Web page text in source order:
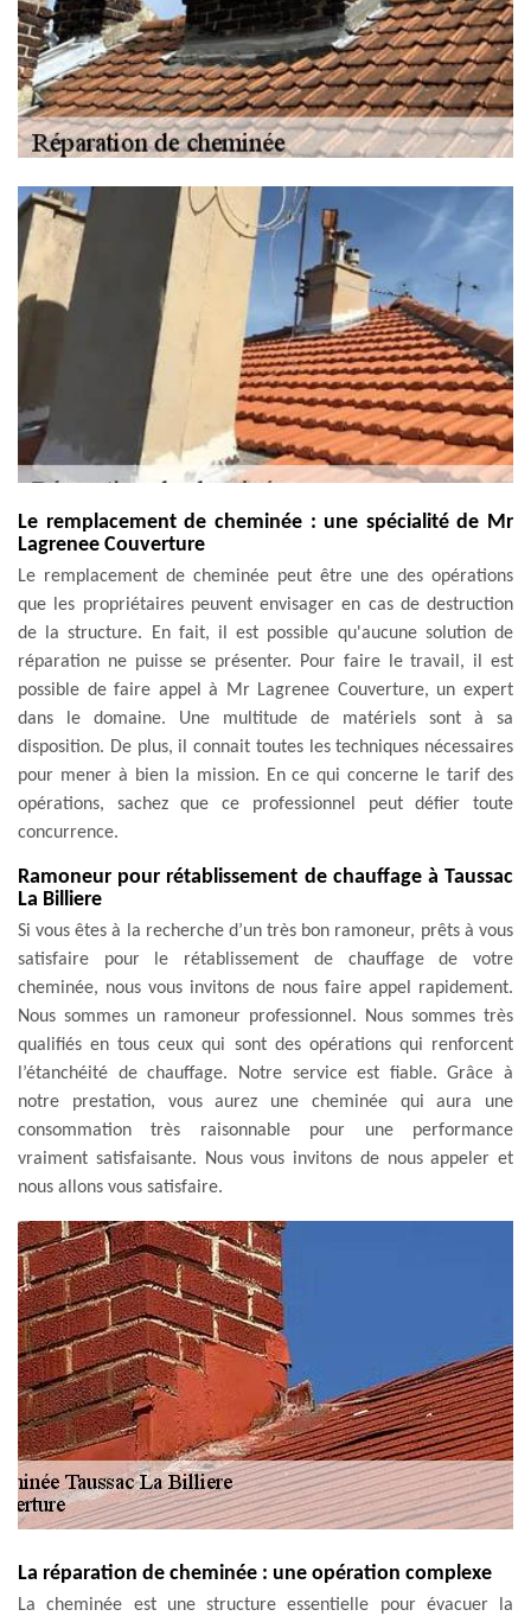
Le remplacement de cheminée : une spécialité de Mr
Lagrenee Couverture
Le remplacement de cheminée peut être une des opérations
que les propriétaires peuvent envisager en cas de destruction
de la structure. En fait, il est possible qu'aucune solution de
réparation ne puisse se présenter. Pour faire le travail, il est
possible de faire appel à Mr Lagrenee Couverture, un expert
dans le domaine. Une multitude de matériels sont à sa
disposition. De plus, il connait toutes les techniques nécessaires
pour mener à bien la mission. En ce qui concerne le tarif des
opérations, sachez que ce professionnel peut défier toute
concurrence.
Ramoneur pour rétablissement de chauffage à Taussac
La Billiere
Si vous êtes à la recherche d’un très bon ramoneur, prêts à vous
satisfaire pour le rétablissement de chauffage de votre
cheminée, nous vous invitons de nous faire appel rapidement.
Nous sommes un ramoneur professionnel. Nous sommes très
qualifiés en tous ceux qui sont des opérations qui renforcent
l’étanchéité de chauffage. Notre service est fiable. Grâce à
notre prestation, vous aurez une cheminée qui aura une
consommation très raisonnable pour une performance
vraiment satisfaisante. Nous vous invitons de nous appeler et
nous allons vous satisfaire.
La réparation de cheminée : une opération complexe
La cheminée est une structure essentielle pour évacuer la